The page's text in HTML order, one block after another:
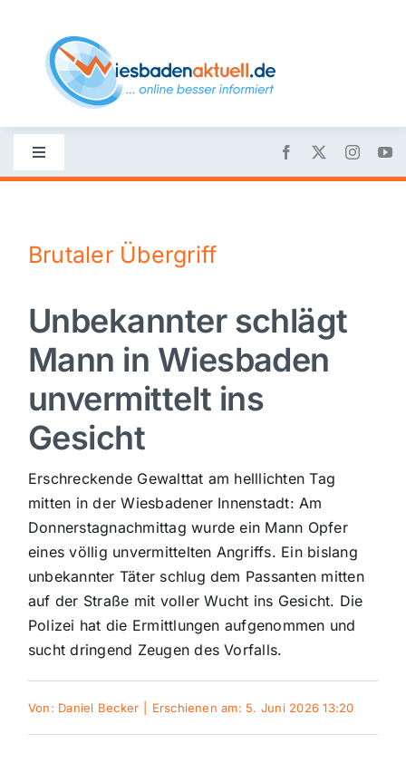
content
Toggle
Navigation
Nachrichten
Politik
Wirtschaft
Sport
Kultur
Panorama
Mein Stadtteil
Galerie
Verkehrsmeldungen
Brutaler Übergriff
Unbekannter schlägt
Mann in Wiesbaden
unvermittelt ins
Gesicht
Erschreckende Gewalttat am helllichten Tag
mitten in der Wiesbadener Innenstadt: Am
Donnerstagnachmittag wurde ein Mann Opfer
eines völlig unvermittelten Angriffs. Ein bislang
unbekannter Täter schlug dem Passanten mitten
auf der Straße mit voller Wucht ins Gesicht. Die
Polizei hat die Ermittlungen aufgenommen und
sucht dringend Zeugen des Vorfalls.
Von: Daniel Becker Erschienen am: 5. Juni 2026 13:20